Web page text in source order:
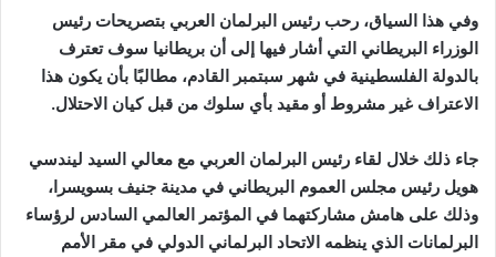
وفي هذا السياق، رحب رئيس البرلمان العربي بتصريحات رئيس
الوزراء البريطاني التي أشار فيها إلى أن بريطانيا سوف تعترف
بالدولة الفلسطينية في شهر سبتمبر القادم، مطالبًا بأن يكون هذا
الاعتراف غير مشروط أو مقيد بأي سلوك من قبل كيان الاحتلال.
جاء ذلك خلال لقاء رئيس البرلمان العربي مع معالي السيد ليندسي
هويل رئيس مجلس العموم البريطاني في مدينة جنيف بسويسرا،
وذلك على هامش مشاركتهما في المؤتمر العالمي السادس لرؤساء
البرلمانات الذي ينظمه الاتحاد البرلماني الدولي في مقر الأمم